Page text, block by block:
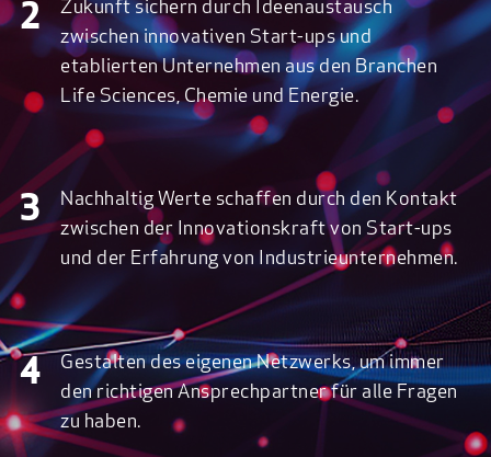
2
Zukunft sichern durch Ideenaustausch
zwischen innovativen Start-ups und
etablierten Unternehmen aus den Branchen
Life Sciences, Chemie und Energie.
3
Nachhaltig Werte schaffen durch den Kontakt
zwischen der Innovationskraft von Start-ups
und der Erfahrung von Industrieunternehmen.
4
Gestalten des eigenen Netzwerks, um immer
den richtigen Ansprechpartner für alle Fragen
zu haben.